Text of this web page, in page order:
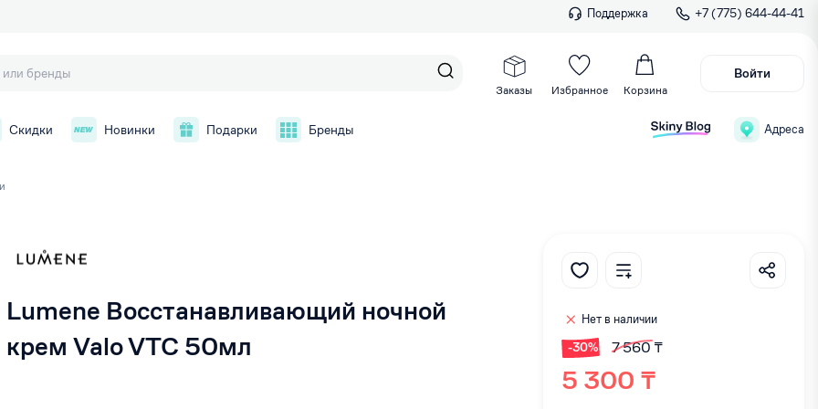
Поддержка +7 (775) 644-44-41
Заказы Избранное Корзина
Войти
Скидки Новинки Подарки Бренды Адреса
Lumene Восстанавливающий ночной
крем Valo VTC 50мл
Нет в наличии
-30%
7 560 ₸
5 300 ₸